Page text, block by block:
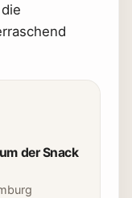
der Snack